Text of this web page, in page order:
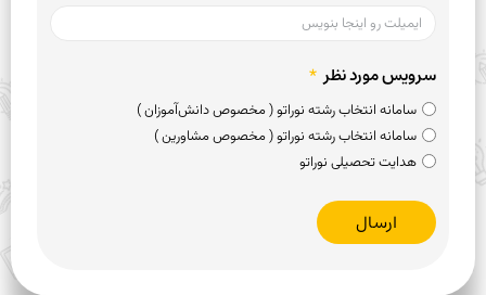
سرویس مورد نظر
سامانه انتخاب رشته نوراتو ( مخصوص دانش‌آموزان )
سامانه انتخاب رشته نوراتو ( مخصوص مشاورین )
هدایت تحصیلی نوراتو
ارسال